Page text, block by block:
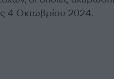
4 Οκτωβρίου 2024.